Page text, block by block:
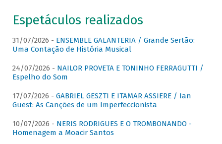
Espetáculos realizados
31/07/2026 - ENSEMBLE GALANTERIA / Grande Sertão:
Uma Contação de História Musical
24/07/2026 - NAILOR PROVETA E TONINHO FERRAGUTTI /
Espelho do Som
17/07/2026 - GABRIEL GESZTI E ITAMAR ASSIERE / Ian
Guest: As Canções de um Imperfeccionista
10/07/2026 - NERIS RODRIGUES E O TROMBONANDO -
Homenagem a Moacir Santos